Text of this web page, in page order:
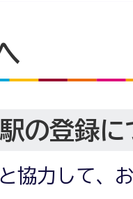
の登録に
協力して、